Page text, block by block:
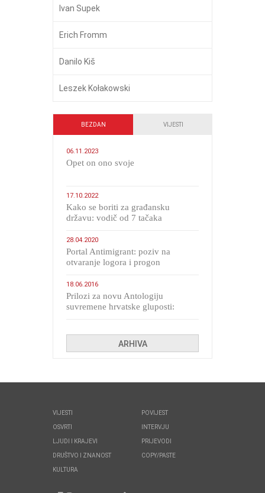
Ivan Supek
Erich Fromm
Danilo Kiš
Leszek Kołakowski
BEZDAN VIJESTI
06.11.2023
​Opet on ono svoje
17.10.2022
Kako se boriti za građansku
državu: vodič od 7 tačaka
28.04.2020
Portal Antimigrant: poziv na
otvaranje logora i progon
18.06.2016
Prilozi za novu Antologiju
suvremene hrvatske gluposti:
ARHIVA
VIJESTI
OSVRTI
LJUDI I KRAJEVI
DRUŠTVO I ZNANOST
KULTURA
POVIJEST
INTERVJU
PRIJEVODI
COPY/PASTE